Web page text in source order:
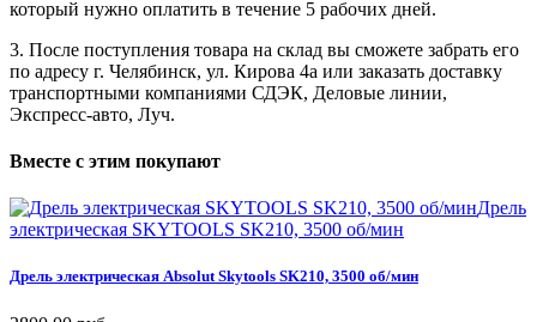
который нужно оплатить в течение 5 рабочих дней.
3. После поступления товара на склад вы сможете забрать его
по адресу г. Челябинск, ул. Кирова 4а или заказать доставку
транспортными компаниями СДЭК, Деловые линии,
Экспресс-авто, Луч.
Вместе с этим покупают
Дрель
электрическая SKYTOOLS SK210, 3500 об/мин
Дрель электрическая Absolut Skytools SK210, 3500 об/мин